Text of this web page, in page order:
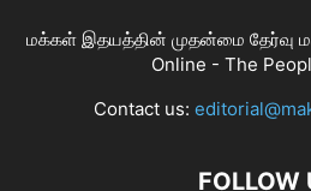
மக்கள் இதயத்தின் முதன்மை தேர்வு
Online - The
Contact us:
FOLLOW